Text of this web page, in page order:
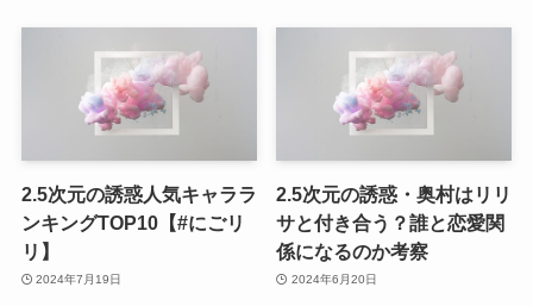
2.5次元の誘惑人気キャララ
ンキングTOP10【#にごリ
リ】
2024年7月19日
2.5次元の誘惑・奥村はリリ
サと付き合う？誰と恋愛関
係になるのか考察
2024年6月20日